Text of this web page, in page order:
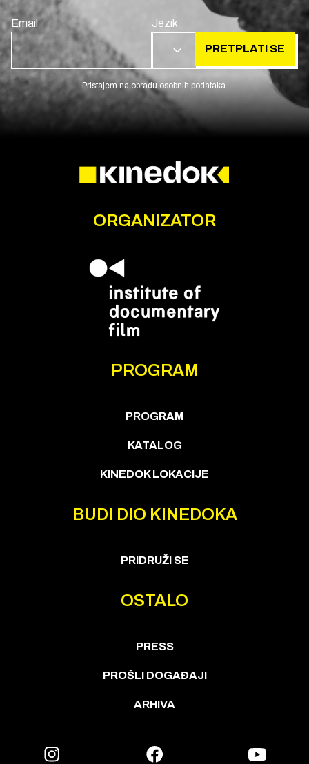
Email Jezik
HR PRETPLATI SE
Pristajem na obradu osobnih podataka.
ORGANIZATOR
PROGRAM
PROGRAM
KATALOG
KINEDOK LOKACIJE
BUDI DIO KINEDOKA
PRIDRUŽI SE
OSTALO
PRESS
PROŠLI DOGAĐAJI
ARHIVA